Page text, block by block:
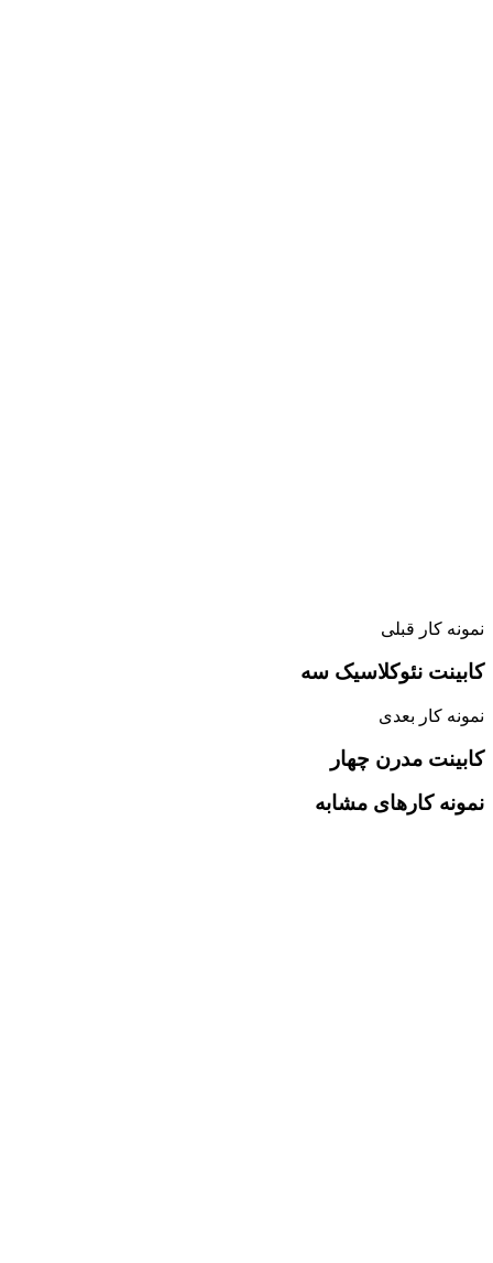
نمونه کار قبلی
کابینت نئوکلاسیک سه
نمونه کار بعدی
کابینت مدرن چهار
نمونه کارهای مشابه